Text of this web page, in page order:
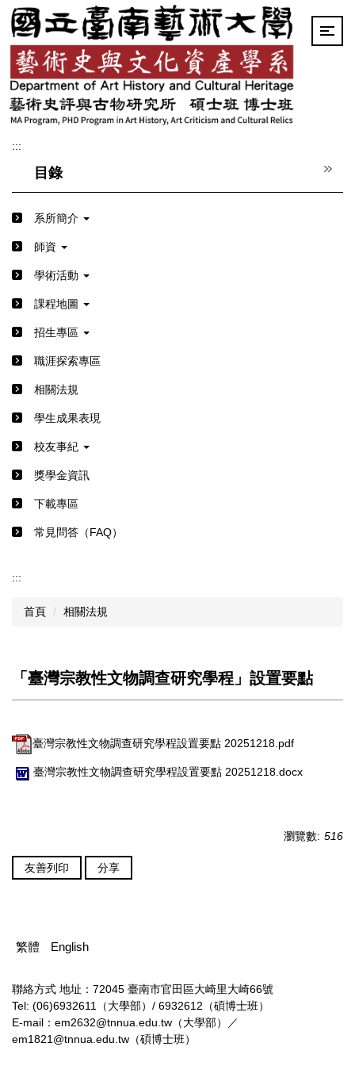
跳
到
主
要
內
容
區
:::
目錄
系所簡介
師資
學術活動
課程地圖
招生專區
職涯探索專區
相關法規
學生成果表現
校友事紀
獎學金資訊
下載專區
常見問答（FAQ）
:::
首頁 相關法規
「臺灣宗教性文物調查研究學程」設置要點
臺灣宗教性文物調查研究學程設置要點 20251218.pdf
臺灣宗教性文物調查研究學程設置要點 20251218.docx
瀏覽數: 516
友善列印 分享
繁體 English
聯絡方式 地址：72045 臺南市官田區大崎里大崎66號
Tel: (06)6932611（大學部）/ 6932612（碩博士班）
E-mail：em2632@tnnua.edu.tw（大學部）／
em1821@tnnua.edu.tw（碩博士班）